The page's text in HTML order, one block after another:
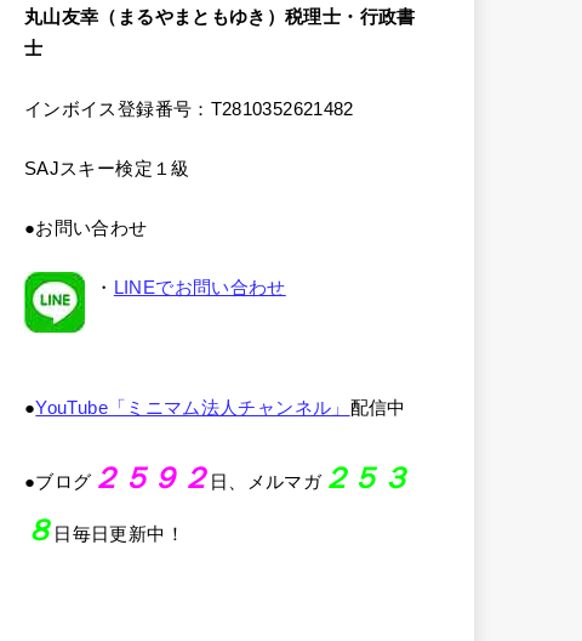
丸山友幸（まるやまともゆき）税理士・行政書
士
インボイス登録番号：T2810352621482
SAJスキー検定１級
●お問い合わせ
・ LINEでお問い合わせ
●YouTube「ミニマム法人チャンネル」 配信中
●ブログ ２５９２ 日、メルマガ２５３
８ 日毎日更新中！